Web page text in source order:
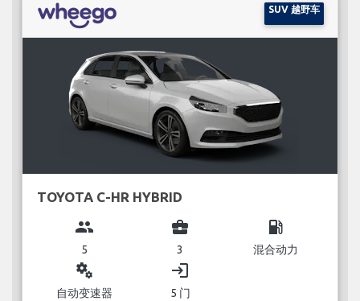
SUV 越野车
TOYOTA C-HR HYBRID
group
5
business_center
3
local_gas_station
混合动力
miscellaneous_services
自动变速器
login
5 门